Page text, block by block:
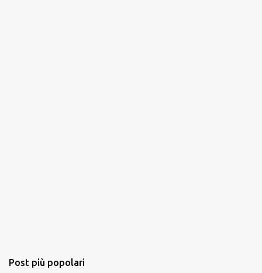
Post più popolari